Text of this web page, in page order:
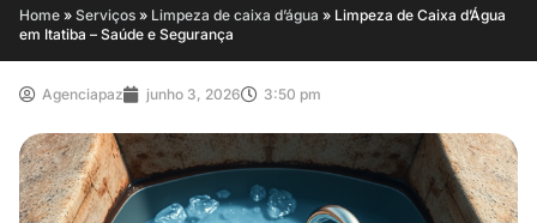
Home » Serviços » Limpeza de caixa d’água » Limpeza de Caixa d’Água
em Itatiba – Saúde e Segurança
Agenciapaz junho 3, 2026 3:50 pm